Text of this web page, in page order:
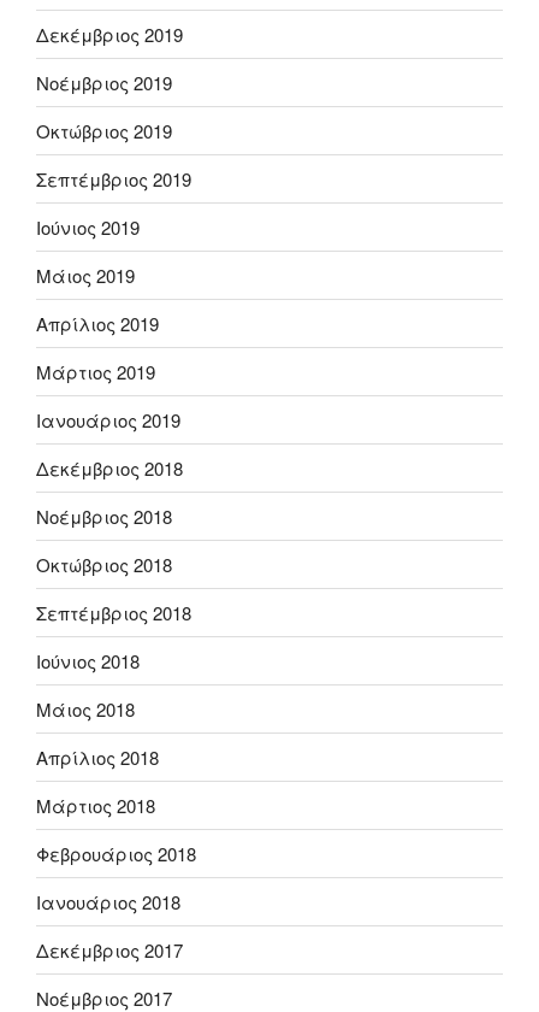
Δεκέμβριος 2019
Νοέμβριος 2019
Οκτώβριος 2019
Σεπτέμβριος 2019
Ιούνιος 2019
Μάιος 2019
Απρίλιος 2019
Μάρτιος 2019
Ιανουάριος 2019
Δεκέμβριος 2018
Νοέμβριος 2018
Οκτώβριος 2018
Σεπτέμβριος 2018
Ιούνιος 2018
Μάιος 2018
Απρίλιος 2018
Μάρτιος 2018
Φεβρουάριος 2018
Ιανουάριος 2018
Δεκέμβριος 2017
Νοέμβριος 2017